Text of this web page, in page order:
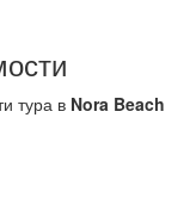
тура в Nora Beach